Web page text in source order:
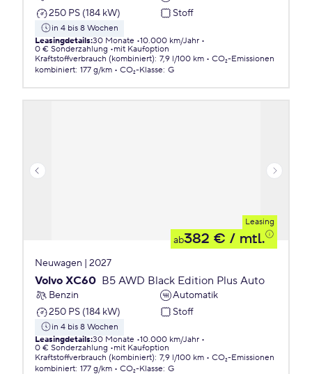
250 PS (184 kW)
Stoff
in 4 bis 8 Wochen
Leasingdetails:30 Monate 10.000 km/Jahr
0 € Sonderzahlung
mit Kaufoption
Kraftstoffverbrauch (kombiniert): 7,9 l/100 km
CO₂-Emissionen
kombiniert: 177 g/km CO₂-Klasse: G
Leasing
ab382 € / mtl.
Neuwagen | 2027
Volvo XC60 B5 AWD Black Edition Plus Auto
Benzin
Automatik
250 PS (184 kW)
Stoff
in 4 bis 8 Wochen
Leasingdetails:30 Monate 10.000 km/Jahr
0 € Sonderzahlung
mit Kaufoption
Kraftstoffverbrauch (kombiniert): 7,9 l/100 km
CO₂-Emissionen
kombiniert: 177 g/km CO₂-Klasse: G